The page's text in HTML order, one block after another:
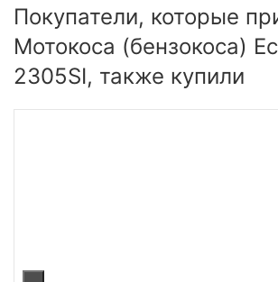
Покупатели, которые
Мотокоса (бензокоса)
2305SI, также купили